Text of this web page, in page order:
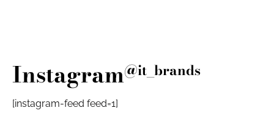
Instagram@it_brands
[instagram-feed feed=1]